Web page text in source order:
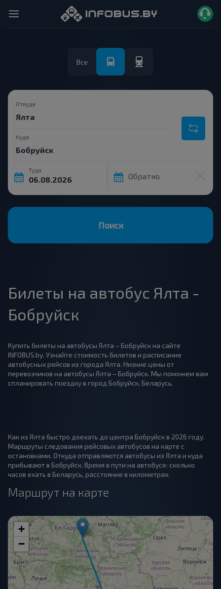
Все
Откуда
Куда
Туда
Обратно
Поиск
Билеты на автобус Ялта -
Бобруйск
Купить билеты на автобусы Ялта – Бобруйск на сайте
INFOBUS.by. Узнайте стоимость билетов и расписание
автобусных рейсов из города Ялта. Низкие цены от
перевозчиков на автобусы Ялта – Бобруйск. Мы поможем вам
спланировать поездку в город Бобруйск, Беларусь.
Как из Ялта быстро доехать до центра Бобруйск в 2026 году.
Маршруты следования рейсовых автобусов на карте с
остановками. Откуда отправляются автобусы из Ялта и куда
прибывают в Бобруйск. Время в пути на автобусе: сколько
часов ехать в Беларусь, расстояние в километрах.
Маршрут на карте
+
−